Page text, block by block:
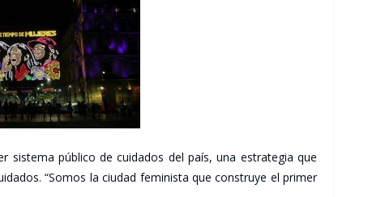
sistema público de cuidados del país, una estrategia que
“Somos la ciudad feminista que construye el primer